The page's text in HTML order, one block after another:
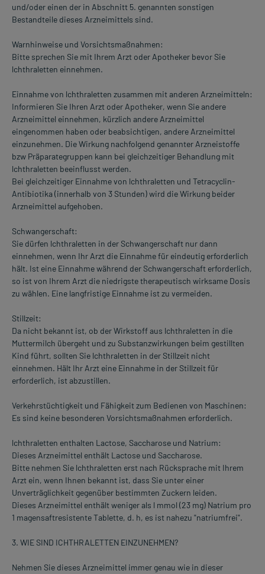
und/oder einen der in Abschnitt 5. genannten sonstigen
Bestandteile dieses Arzneimittels sind.
Warnhinweise und Vorsichtsmaßnahmen:
Bitte sprechen Sie mit Ihrem Arzt oder Apotheker bevor Sie
lchthraletten einnehmen.
Einnahme von lchthraletten zusammen mit anderen Arzneimitteln:
Informieren Sie Ihren Arzt oder Apotheker, wenn Sie andere
Arzneimittel einnehmen, kürzlich andere Arzneimittel
eingenommen haben oder beabsichtigen, andere Arzneimittel
einzunehmen. Die Wirkung nachfolgend genannter Arzneistoffe
bzw Präparategruppen kann bei gleichzeitiger Behandlung mit
lchthraletten beeinflusst werden.
Bei gleichzeitiger Einnahme von lchthraletten und Tetracyclin-
Antibiotika (innerhalb von 3 Stunden) wird die Wirkung beider
Arzneimittel aufgehoben.
Schwangerschaft:
Sie dürfen lchthraletten in der Schwangerschaft nur dann
einnehmen, wenn Ihr Arzt die Einnahme für eindeutig erforderlich
hält. Ist eine Einnahme während der Schwangerschaft erforderlich,
so ist von Ihrem Arzt die niedrigste therapeutisch wirksame Dosis
zu wählen. Eine langfristige Einnahme ist zu vermeiden.
Stillzeit:
Da nicht bekannt ist, ob der Wirkstoff aus lchthraletten in die
Muttermilch übergeht und zu Substanzwirkungen beim gestillten
Kind führt, sollten Sie lchthraletten in der Stillzeit nicht
einnehmen. Hält Ihr Arzt eine Einnahme in der Stillzeit für
erforderlich, ist abzustillen.
Verkehrstüchtigkeit und Fähigkeit zum Bedienen von Maschinen:
Es sind keine besonderen Vorsichtsmaßnahmen erforderlich.
lchthraletten enthalten Lactose, Saccharose und Natrium:
Dieses Arzneimittel enthält Lactose und Saccharose.
Bitte nehmen Sie lchthraletten erst nach Rücksprache mit Ihrem
Arzt ein, wenn Ihnen bekannt ist, dass Sie unter einer
Unverträglichkeit gegenüber bestimmten Zuckern leiden.
Dieses Arzneimittel enthält weniger als l mmol (23 mg) Natrium pro
1 magensaftresistente Tablette, d. h, es ist nahezu "natriumfrei".
3. WIE SIND ICHTHRALETTEN EINZUNEHMEN?
Nehmen Sie dieses Arzneimittel immer genau wie in dieser